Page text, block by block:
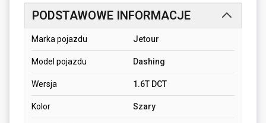
PODSTAWOWE INFORMACJE
Marka pojazdu Jetour
Model pojazdu Dashing
Wersja 1.6T DCT
Kolor Szary